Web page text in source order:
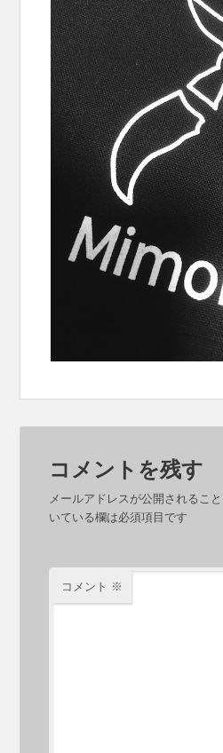
コメントを残す
メールアドレスが公開されること
いている欄は必須項目です
コメント ※